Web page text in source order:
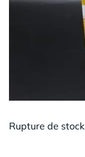
Rupture de stock